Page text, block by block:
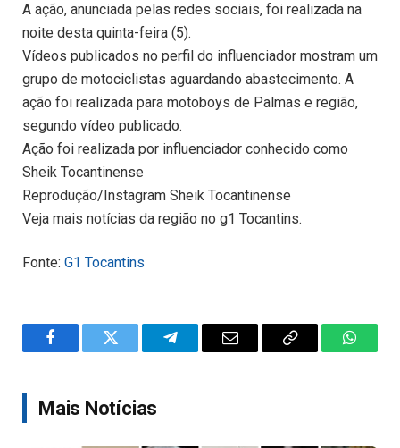
A ação, anunciada pelas redes sociais, foi realizada na
noite desta quinta-feira (5).
Vídeos publicados no perfil do influenciador mostram um
grupo de motociclistas aguardando abastecimento. A
ação foi realizada para motoboys de Palmas e região,
segundo vídeo publicado.
Ação foi realizada por influenciador conhecido como
Sheik Tocantinense
Reprodução/Instagram Sheik Tocantinense
Veja mais notícias da região no g1 Tocantins.
Fonte: G1 Tocantins
FacebookTwitter TelegramEmail
Copy
Mais Notícias